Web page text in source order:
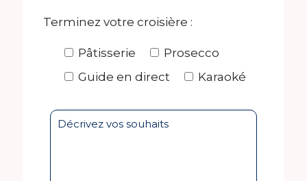
Terminez votre croisière :
Pâtisserie
Prosecco
Guide en direct
Karaoké